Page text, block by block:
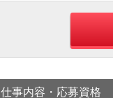
仕事内容・応募資格